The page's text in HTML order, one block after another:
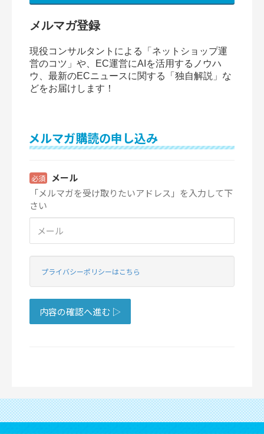
メルマガ登録
現役コンサルタントによる「ネットショップ運
営のコツ」や、EC運営にAIを活用するノウハ
ウ、最新のECニュースに関する「独自解説」な
どをお届けします！